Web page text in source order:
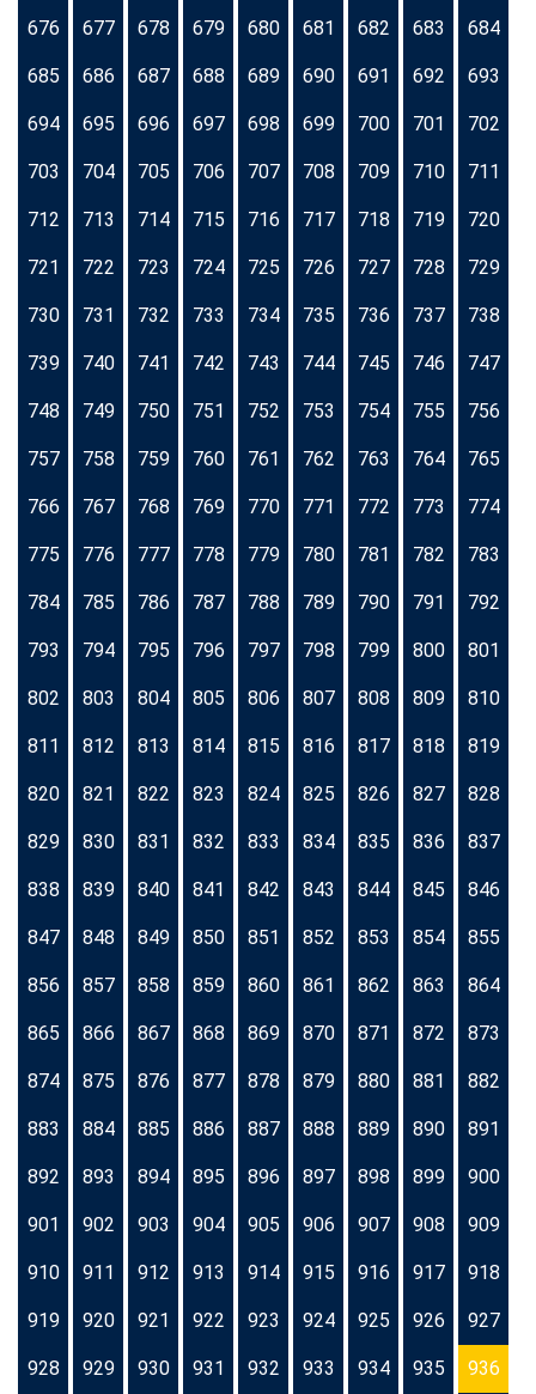
676 677 678 679 680 681 682 683 684
685 686 687 688 689 690 691 692 693
694 695 696 697 698 699 700 701 702
703 704 705 706 707 708 709 710 711
712 713 714 715 716 717 718 719 720
721 722 723 724 725 726 727 728 729
730 731 732 733 734 735 736 737 738
739 740 741 742 743 744 745 746 747
748 749 750 751 752 753 754 755 756
757 758 759 760 761 762 763 764 765
766 767 768 769 770 771 772 773 774
775 776 777 778 779 780 781 782 783
784 785 786 787 788 789 790 791 792
793 794 795 796 797 798 799 800 801
802 803 804 805 806 807 808 809 810
811 812 813 814 815 816 817 818 819
820 821 822 823 824 825 826 827 828
829 830 831 832 833 834 835 836 837
838 839 840 841 842 843 844 845 846
847 848 849 850 851 852 853 854 855
856 857 858 859 860 861 862 863 864
865 866 867 868 869 870 871 872 873
874 875 876 877 878 879 880 881 882
883 884 885 886 887 888 889 890 891
892 893 894 895 896 897 898 899 900
901 902 903 904 905 906 907 908 909
910 911 912 913 914 915 916 917 918
919 920 921 922 923 924 925 926 927
928 929 930 931 932 933 934 935 936